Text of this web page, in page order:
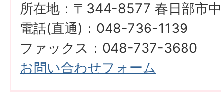
所在地：〒344-8577 春日部市
電話(直通)：048-736-1139
ファックス：048-737-3680
お問い合わせフォーム